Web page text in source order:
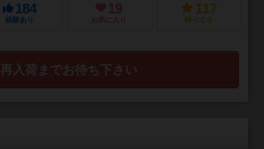
184
経験あり
19
お気に入り
117
持ってる
再入荷までお待ち下さい